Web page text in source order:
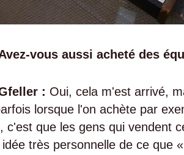
vous aussi acheté des
: Oui, cela m'est arrivé,
lorsque l'on achète par
c'est que les gens qui vendent
très personnelle de ce que